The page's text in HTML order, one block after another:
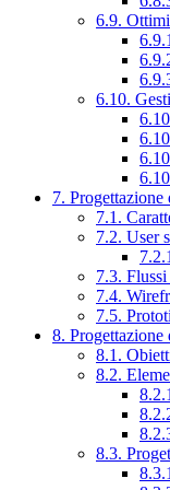
6.9.
6.10.
7. Progettazione
7.1.
7.2. User
7.3.
7.4.
7.5.
8. Progettazione
8.1.
8.2.
8.3.